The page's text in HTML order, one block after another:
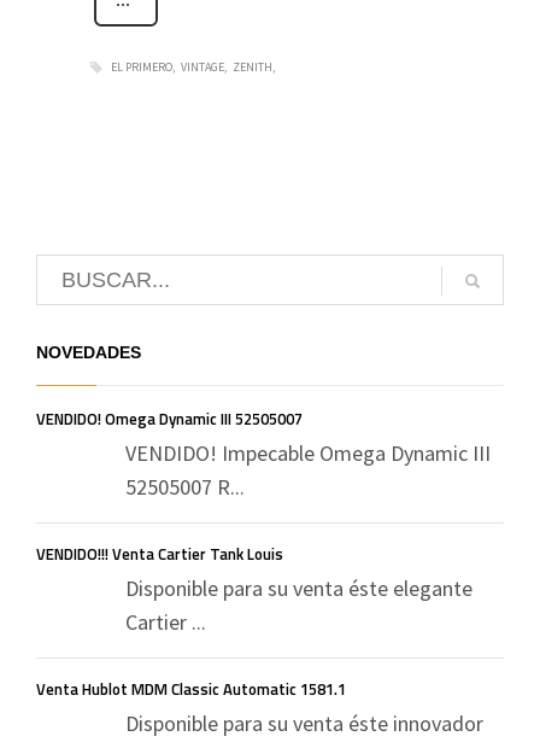
EL PRIMERO VINTAGE ZENITH
NOVEDADES
VENDIDO! Omega Dynamic III 52505007
VENDIDO! Impecable Omega Dynamic III
52505007 R...
VENDIDO!!! Venta Cartier Tank Louis
Disponible para su venta éste elegante
Cartier ...
Venta Hublot MDM Classic Automatic 1581.1
Disponible para su venta éste innovador